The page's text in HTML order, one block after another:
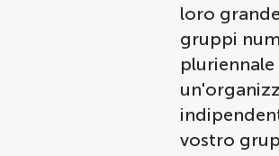
loro
gruppi
vostro